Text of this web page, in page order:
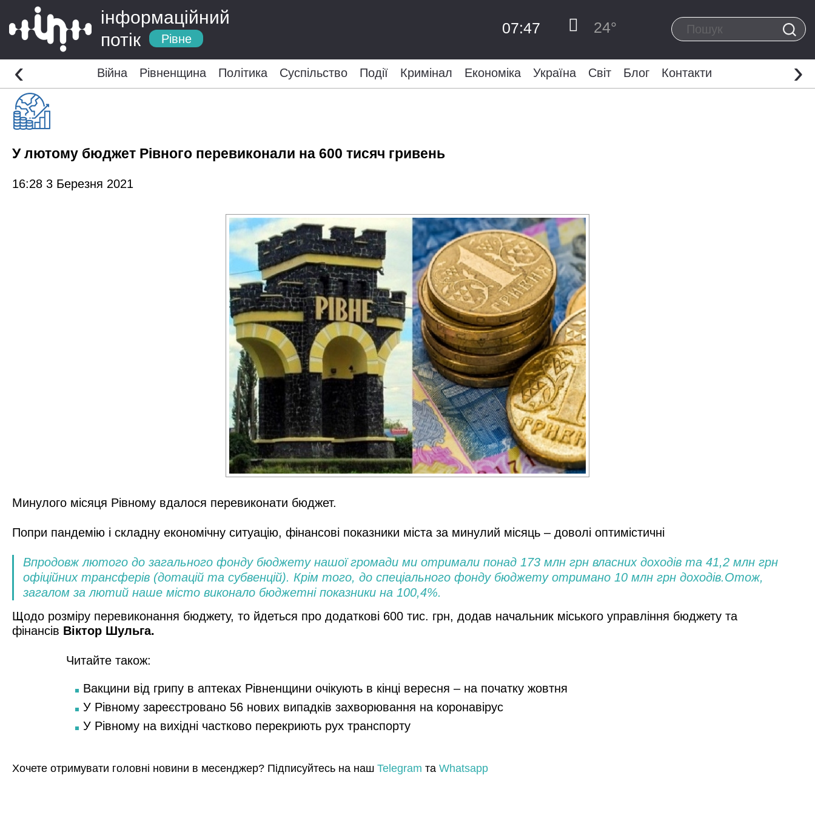
інформаційний
потік
Рівне
07:47 24°
Війна Рівненщина Політика Суспільство Події Кримінал Економіка Україна Світ Блог Контакти
‹ ›
У лютому бюджет Рівного перевиконали на 600 тисяч гривень
16:28 3 Березня 2021
Минулого місяця Рівному вдалося перевиконати бюджет.
Попри пандемію і складну економічну ситуацію, фінансові показники міста за минулий місяць – доволі оптимістичні
Впродовж лютого до загального фонду бюджету нашої громади ми отримали понад 173 млн грн власних доходів та 41,2 млн грн
офіційних трансферів (дотацій та субвенцій). Крім того, до спеціального фонду бюджету отримано 10 млн грн доходів.Отож,
загалом за лютий наше місто виконало бюджетні показники на 100,4%.
Щодо розміру перевиконання бюджету, то йдеться про додаткові 600 тис. грн, додав начальник міського управління бюджету та
фінансів Віктор Шульга.
Читайте також:
Вакцини від грипу в аптеках Рівненщини очікують в кінці вересня – на початку жовтня
У Рівному зареєстровано 56 нових випадків захворювання на коронавірус
У Рівному на вихідні частково перекриють рух транспорту
Хочете отримувати головні новини в месенджер? Підписуйтесь на наш Telegram та Whatsapp